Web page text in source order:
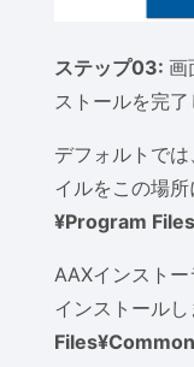
ステップ03: 画
ストールを完了
デフォルトで
イルをこの場所
¥Program
AAXインスト
インストールし